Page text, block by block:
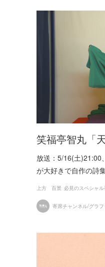
笑福亭智丸「
放送：5/16(土
が大好きで自作の詩
上方 百景 必見のスペシャル
寄席チャンネル/グラ